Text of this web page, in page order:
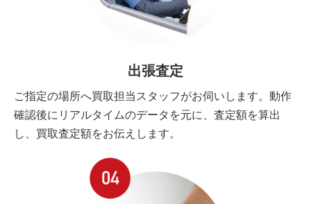
出張査定
ご指定の場所へ買取担当スタッフがお伺いします。動作
確認後にリアルタイムのデータを元に、査定額を算出
し、買取査定額をお伝えします。